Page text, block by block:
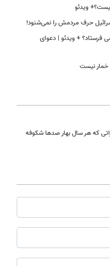
ویدئو
حرف مردمش را نمی‌شنود!
فرستاد؟ + ویدئو | دعوای
خمار نیست
که هر سال بهار صدها شکوفه